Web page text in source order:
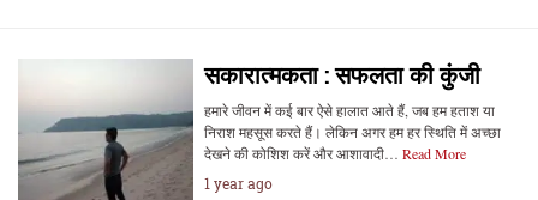
सकारात्मकता : सफलता की कुंजी
हमारे जीवन में कई बार ऐसे हालात आते हैं, जब हम हताश या
निराश महसूस करते हैं। लेकिन अगर हम हर स्थिति में अच्छा
देखने की कोशिश करें और आशावादी… Read More
1 year ago